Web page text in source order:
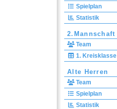
Spielplan
Statistik
2.Mannschaft
Team
1. Kreisklasse
Alte Herren
Team
Spielplan
Statistik